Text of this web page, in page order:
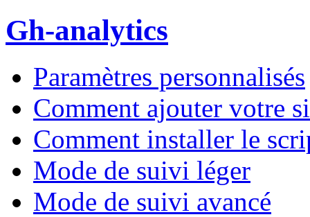
Gh-analytics
Paramètres personnalisés
Comment ajouter votre
Comment installer le
Mode de suivi léger
Mode de suivi avancé